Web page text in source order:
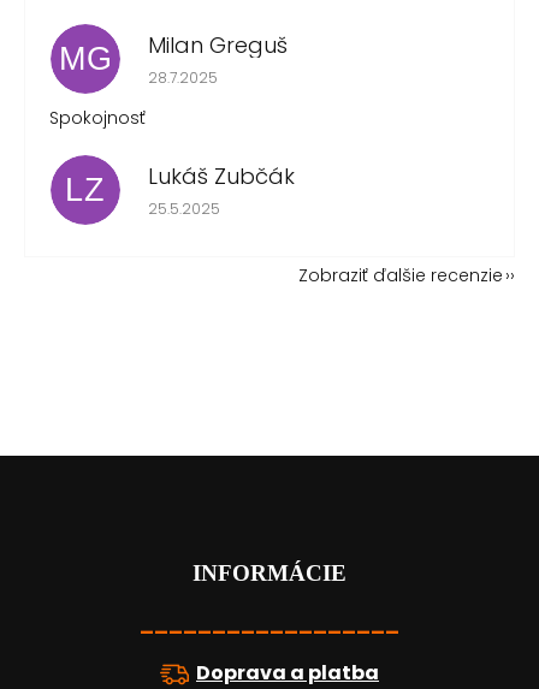
MG Milan Greguš
Hodnotenie obchodu je 5 z 5 hviezdičiek.
28.7.2025
Spokojnosť
LZ Lukáš Zubčák
Hodnotenie obchodu je 5 z 5 hviezdičiek.
25.5.2025
Zobraziť ďalšie recenzie
INFORMÁCIE
__________________
Doprava a platba